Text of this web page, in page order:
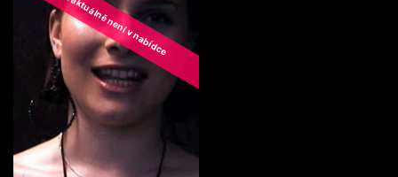
Pořad aktuálně není v nabídce